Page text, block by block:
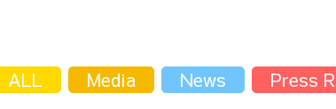
ALL Media News Press